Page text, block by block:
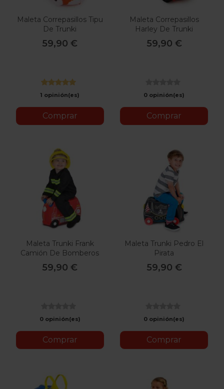
Maleta Correpasillos Tipu
De Trunki
59,90 €
1 opinión(es)
Comprar
Maleta Correpasillos
Harley De Trunki
59,90 €
0 opinión(es)
Comprar
Maleta Trunki Frank
Camión De Bomberos
59,90 €
0 opinión(es)
Comprar
Maleta Trunki Pedro El
Pirata
59,90 €
0 opinión(es)
Comprar